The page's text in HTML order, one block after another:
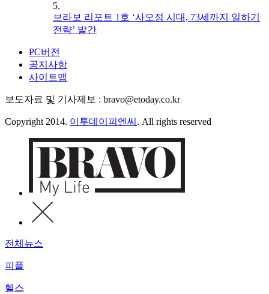
5.
브라보 리포트 1호 ‘사오정 시대, 73세까지 일하기
전략’ 발간
PC버전
공지사항
사이트맵
보도자료 및 기사제보 : bravo@etoday.co.kr
Copyright 2014. 이투데이피엔씨 . All rights reserved
전체뉴스
피플
헬스